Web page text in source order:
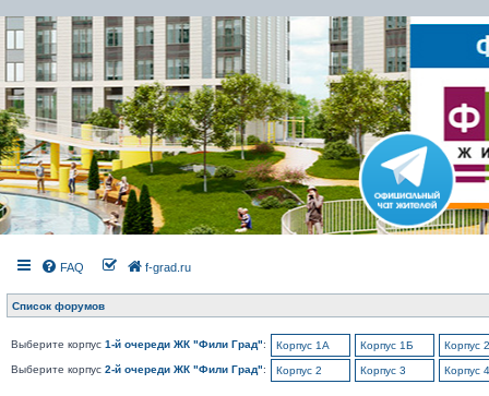
FAQ f-grad.ru
Список форумов
Выберите корпус 1-й очереди ЖК "Фили Град": Корпус 1А Корпус 1Б
Корпус
Выберите корпус 2-й очереди ЖК "Фили Град": Корпус 2 Корпус 3 Корпус 4